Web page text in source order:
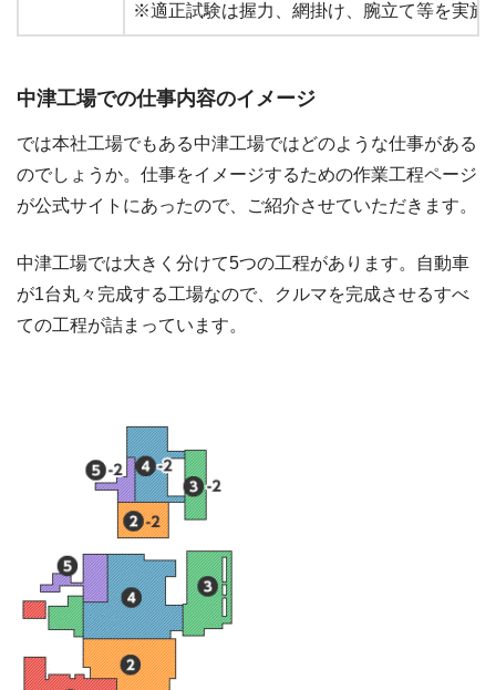
※適正試験は握力、網掛け、腕立て等を実施
中津工場での仕事内容のイメージ
では本社工場でもある中津工場ではどのような仕事がある
のでしょうか。仕事をイメージするための作業工程ページ
が公式サイトにあったので、ご紹介させていただきます。
中津工場では大きく分けて5つの工程があります。自動車
が1台丸々完成する工場なので、クルマを完成させるすべ
ての工程が詰まっています。